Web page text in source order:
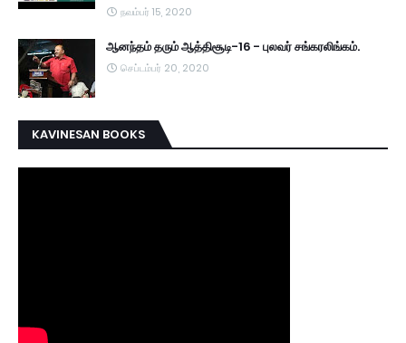
நவம்பர் 15, 2020
ஆனந்தம் தரும் ஆத்திசூடி-16 - புலவர் சங்கரலிங்கம்.
செப்டம்பர் 20, 2020
KAVINESAN BOOKS